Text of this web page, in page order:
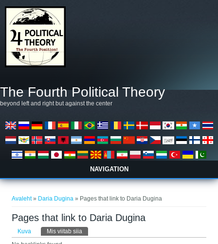
The Fourth Political Theory
beyond left and right but against the center
NAVIGATION
Avaleht» Daria Dugina » Pages that link to Daria Dugina
Pages that link to Daria Dugina
Peasakid
Kuva Mis viitab siia